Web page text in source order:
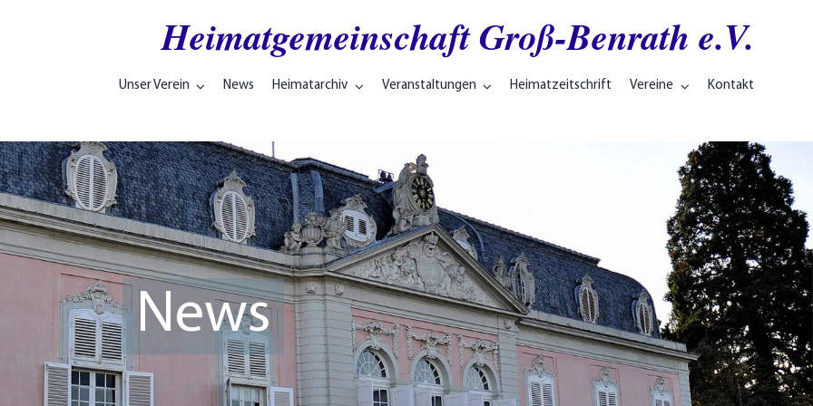
Heimatgemeinschaft Groß-Benrath e.V.
Unser Verein News Heimatarchiv Veranstaltungen Heimatzeitschrift Vereine Kontakt
News